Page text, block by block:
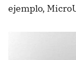
ejemplo,